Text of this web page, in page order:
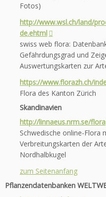
Fotos)
http://www.wsl.ch/land/
de.ehtml
swiss web flora:
Gefährdungsgrad und
Auswertungskarten zur
https://www.florazh.ch/
Flora des Kanton Zürich
Skandinavien
http://linnaeus.nrm.se/flora
Schwedische online-Flora
Verbreitungskarten der
Nordhalbkugel
zum Seitenanfang
Pflanzendatenbanken